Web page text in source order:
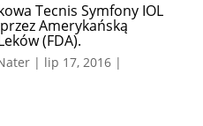
Tecnis Symfony IOL
Amerykańską
(FDA).
| lip 17, 2016|